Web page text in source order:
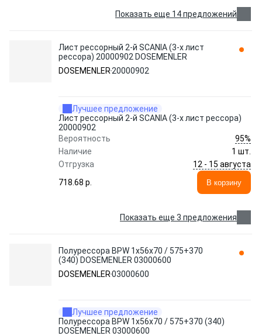
Показать еще 14 предложений
Лист рессорный 2-й SCANIA (3-х лист
рессора) 20000902 DOSEMENLER
DOSEMENLER 20000902
Лучшее предложение
Лист рессорный 2-й SCANIA (3-х лист рессора)
20000902
Вероятность
95%
Наличие
1 шт.
Отгрузка
12 - 15 августа
718.68 p.
В корзину
Показать еще 3 предложения
Полурессора BPW 1x56x70 / 575+370
(340) DOSEMENLER 03000600
DOSEMENLER03000600
Лучшее предложение
Полурессора BPW 1x56x70 / 575+370 (340)
DOSEMENLER 03000600